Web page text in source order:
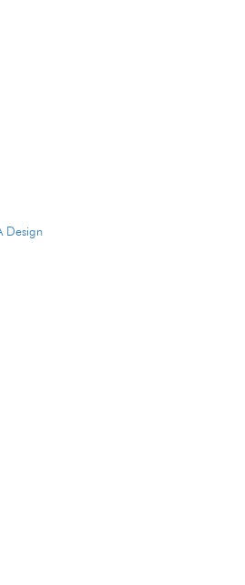
Design